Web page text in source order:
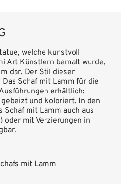
welche kunstvoll
Art Künstlern bemalt wurde,
dar. Der Stil dieser
Schaf mit Lamm für die
erhältlich:
und koloriert. In den
Schaf mit Lamm auch aus
oder mit Verzierungen in
mit Lamm